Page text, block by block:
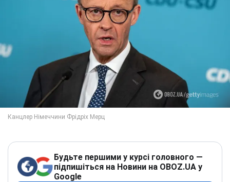
Будьте першими у курсі головного —
підпишіться на Новини на OBOZ.UA у
Google